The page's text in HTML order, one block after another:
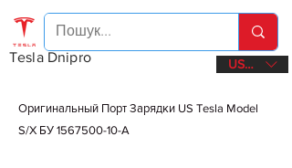
Tesla Dnipro USD ($)
Оригинальный Порт Зарядки US Tesla Model
S/X БУ 1567500-10-A